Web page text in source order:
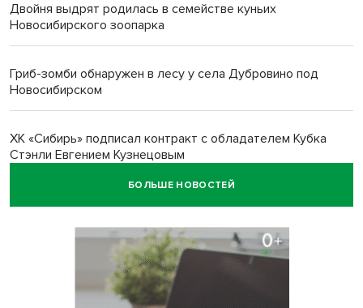
Двойня выдрят родилась в семействе куньих
Новосибирского зоопарка
Гриб-зомби обнаружен в лесу у села Дубровино под
Новосибирском
ХК «Сибирь» подписал контракт с обладателем Кубка
Стэнли Евгением Кузнецовым
БОЛЬШЕ НОВОСТЕЙ